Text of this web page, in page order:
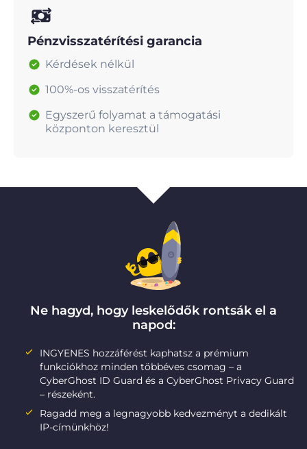
Pénzvisszatérítési garancia
Kérdések nélkül
100%-os visszatérítés
Egyszerű folyamat a támogatási
központon keresztül
Ne hagyd, hogy leskelődők rontsák el a
napod:
INGYENES hozzáférést kaphatsz a prémium
funkciókhoz minden többéves csomag – a
CyberGhost ID Guard és a CyberGhost Privacy Guard
– részeként.
Ragadd meg a legnagyobb kedvezményt a dedikált
IP-címünkhöz!